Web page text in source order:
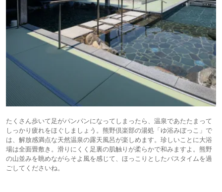
たくさん歩いて足がパンパンになってしまったら、温泉であたたまって
しっかり疲れをほぐしましょう。熊野倶楽部の湯処「ゆ浴みぼっこ」で
は、解放感満点な天然温泉の露天風呂が楽しめます。珍しいことに大浴
場は全面畳敷き。滑りにくく足裏の肌触りが柔らかで和みますよ。熊野
の山並みを眺めながらそよ風を感じて、ほっこりとしたバスタイムを過
ごしてくださいね。